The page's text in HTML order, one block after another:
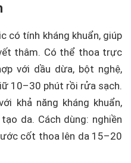
có tính kháng khuẩn, giúp
thâm. Có thể thoa trực
với dầu dừa, bột nghệ,
10–30 phút rồi rửa sạch.
khả năng kháng khuẩn,
da. Cách dùng: nghiền
cốt thoa lên da 15–20